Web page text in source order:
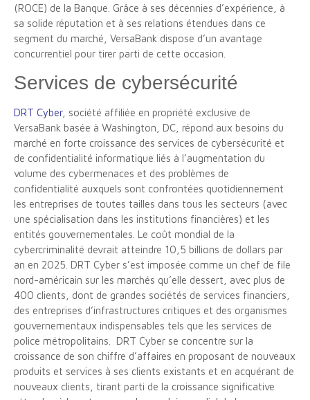
(ROCE) de la Banque. Grâce à ses décennies d’expérience, à
sa solide réputation et à ses relations étendues dans ce
segment du marché, VersaBank dispose d’un avantage
concurrentiel pour tirer parti de cette occasion.
Services de cybersécurité
DRT Cyber, société affiliée en propriété exclusive de
VersaBank basée à Washington, DC, répond aux besoins du
marché en forte croissance des services de cybersécurité et
de confidentialité informatique liés à l’augmentation du
volume des cybermenaces et des problèmes de
confidentialité auxquels sont confrontées quotidiennement
les entreprises de toutes tailles dans tous les secteurs (avec
une spécialisation dans les institutions financières) et les
entités gouvernementales. Le coût mondial de la
cybercriminalité devrait atteindre 10,5 billions de dollars par
an en 2025. DRT Cyber s’est imposée comme un chef de file
nord-américain sur les marchés qu’elle dessert, avec plus de
400 clients, dont de grandes sociétés de services financiers,
des entreprises d’infrastructures critiques et des organismes
gouvernementaux indispensables tels que les services de
police métropolitains. DRT Cyber se concentre sur la
croissance de son chiffre d’affaires en proposant de nouveaux
produits et services à ses clients existants et en acquérant de
nouveaux clients, tirant parti de la croissance significative